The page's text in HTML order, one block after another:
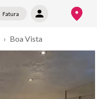
Fatura
› Boa Vista